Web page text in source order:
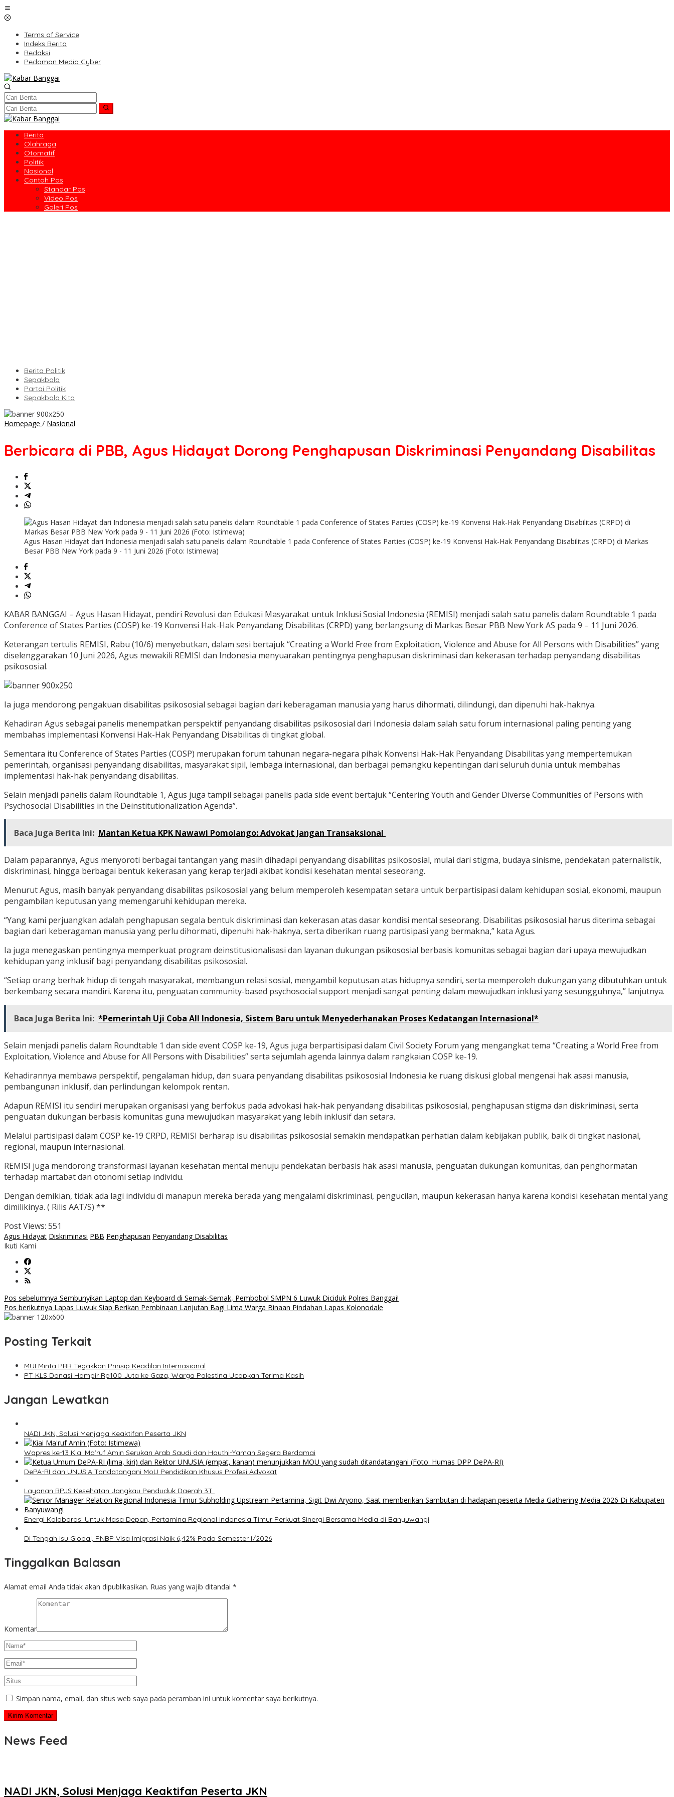
Lewati
ke
Terms of Service
Indeks Berita
Redaksi
Pedoman Media Cyber
Berita
Olahraga
Otomatif
Politik
Nasional
Contoh Pos
Standar Pos
Video Pos
Galeri Pos
Berita Politik
Sepakbola
Partai Politik
Sepakbola Kita
Homepage / Nasional
Agus
Berbicara di PBB, Agus Hidayat Dorong Penghapusan Diskriminasi Penyandang Disabilitas
Agus Hasan Hidayat dari Indonesia menjadi salah satu panelis dalam Roundtable 1 pada Conference of States Parties (COSP) ke-19 Konvensi Hak-Hak Penyandang Disabilitas (CRPD) di Markas
Besar PBB New York pada 9 - 11 Juni 2026 (Foto: Istimewa)
KABAR BANGGAI – Agus Hasan Hidayat, pendiri Revolusi dan Edukasi Masyarakat untuk Inklusi Sosial Indonesia (REMISI) menjadi salah satu panelis dalam Roundtable 1 pada
Conference of States Parties (COSP) ke-19 Konvensi Hak-Hak Penyandang Disabilitas (CRPD) yang berlangsung di Markas Besar PBB New York AS pada 9 – 11 Juni 2026.
Keterangan tertulis REMISI, Rabu (10/6) menyebutkan, dalam sesi bertajuk “Creating a World Free from Exploitation, Violence and Abuse for All Persons with Disabilities” yang
diselenggarakan 10 Juni 2026, Agus mewakili REMISI dan Indonesia menyuarakan pentingnya penghapusan diskriminasi dan kekerasan terhadap penyandang disabilitas
psikososial.
Ia juga mendorong pengakuan disabilitas psikososial sebagai bagian dari keberagaman manusia yang harus dihormati, dilindungi, dan dipenuhi hak-haknya.
Kehadiran Agus sebagai panelis menempatkan perspektif penyandang disabilitas psikososial dari Indonesia dalam salah satu forum internasional paling penting yang
membahas implementasi Konvensi Hak-Hak Penyandang Disabilitas di tingkat global.
Sementara itu Conference of States Parties (COSP) merupakan forum tahunan negara-negara pihak Konvensi Hak-Hak Penyandang Disabilitas yang mempertemukan
pemerintah, organisasi penyandang disabilitas, masyarakat sipil, lembaga internasional, dan berbagai pemangku kepentingan dari seluruh dunia untuk membahas
implementasi hak-hak penyandang disabilitas.
Selain menjadi panelis dalam Roundtable 1, Agus juga tampil sebagai panelis pada side event bertajuk “Centering Youth and Gender Diverse Communities of Persons with
Psychosocial Disabilities in the Deinstitutionalization Agenda”.
Baca Juga Berita Ini: Mantan Ketua KPK Nawawi Pomolango: Advokat Jangan Transaksional
Dalam paparannya, Agus menyoroti berbagai tantangan yang masih dihadapi penyandang disabilitas psikososial, mulai dari stigma, budaya sinisme, pendekatan paternalistik,
diskriminasi, hingga berbagai bentuk kekerasan yang kerap terjadi akibat kondisi kesehatan mental seseorang.
Menurut Agus, masih banyak penyandang disabilitas psikososial yang belum memperoleh kesempatan setara untuk berpartisipasi dalam kehidupan sosial, ekonomi, maupun
pengambilan keputusan yang memengaruhi kehidupan mereka.
“Yang kami perjuangkan adalah penghapusan segala bentuk diskriminasi dan kekerasan atas dasar kondisi mental seseorang. Disabilitas psikososial harus diterima sebagai
bagian dari keberagaman manusia yang perlu dihormati, dipenuhi hak-haknya, serta diberikan ruang partisipasi yang bermakna,” kata Agus.
Ia juga menegaskan pentingnya memperkuat program deinstitusionalisasi dan layanan dukungan psikososial berbasis komunitas sebagai bagian dari upaya mewujudkan
kehidupan yang inklusif bagi penyandang disabilitas psikososial.
“Setiap orang berhak hidup di tengah masyarakat, membangun relasi sosial, mengambil keputusan atas hidupnya sendiri, serta memperoleh dukungan yang dibutuhkan untuk
berkembang secara mandiri. Karena itu, penguatan community-based psychosocial support menjadi sangat penting dalam mewujudkan inklusi yang sesungguhnya,” lanjutnya.
Baca Juga Berita Ini: *Pemerintah Uji Coba All Indonesia, Sistem Baru untuk Menyederhanakan Proses Kedatangan Internasional*
Selain menjadi panelis dalam Roundtable 1 dan side event COSP ke-19, Agus juga berpartisipasi dalam Civil Society Forum yang mengangkat tema “Creating a World Free from
Exploitation, Violence and Abuse for All Persons with Disabilities” serta sejumlah agenda lainnya dalam rangkaian COSP ke-19.
Kehadirannya membawa perspektif, pengalaman hidup, dan suara penyandang disabilitas psikososial Indonesia ke ruang diskusi global mengenai hak asasi manusia,
pembangunan inklusif, dan perlindungan kelompok rentan.
Adapun REMISI itu sendiri merupakan organisasi yang berfokus pada advokasi hak-hak penyandang disabilitas psikososial, penghapusan stigma dan diskriminasi, serta
penguatan dukungan berbasis komunitas guna mewujudkan masyarakat yang lebih inklusif dan setara.
Melalui partisipasi dalam COSP ke-19 CRPD, REMISI berharap isu disabilitas psikososial semakin mendapatkan perhatian dalam kebijakan publik, baik di tingkat nasional,
regional, maupun internasional.
REMISI juga mendorong transformasi layanan kesehatan mental menuju pendekatan berbasis hak asasi manusia, penguatan dukungan komunitas, dan penghormatan
terhadap martabat dan otonomi setiap individu.
Dengan demikian, tidak ada lagi individu di manapun mereka berada yang mengalami diskriminasi, pengucilan, maupun kekerasan hanya karena kondisi kesehatan mental yang
dimilikinya. ( Rilis AAT/S) **
Post Views: 551
Agus Hidayat Diskriminasi PBB Penghapusan Penyandang Disabilitas
Ikuti Kami
Navigasi
pos
Pos sebelumnya Sembunyikan Laptop dan Keyboard di Semak-Semak, Pembobol SMPN 6 Luwuk Diciduk Polres Banggai!
Pos berikutnya Lapas Luwuk Siap Berikan Pembinaan Lanjutan Bagi Lima Warga Binaan Pindahan Lapas Kolonodale
Posting Terkait
MUI Minta PBB Tegakkan Prinsip Keadilan Internasional
PT KLS Donasi Hampir Rp100 Juta ke Gaza, Warga Palestina Ucapkan Terima Kasih
Jangan Lewatkan
NADI JKN, Solusi Menjaga Keaktifan Peserta JKN
Wapres ke-13 Kiai Ma’ruf Amin Serukan Arab Saudi dan Houthi-Yaman Segera Berdamai
DePA-RI dan UNUSIA Tandatangani MoU Pendidikan Khusus Profesi Advokat
Layanan BPJS Kesehatan Jangkau Penduduk Daerah 3T
Energi Kolaborasi Untuk Masa Depan, Pertamina Regional Indonesia Timur Perkuat Sinergi Bersama Media di Banyuwangi
Di Tengah Isu Global, PNBP Visa Imigrasi Naik 6,42% Pada Semester I/2026
Tinggalkan Balasan
Alamat email Anda tidak akan dipublikasikan. Ruas yang wajib ditandai *
Komentar
Simpan nama, email, dan situs web saya pada peramban ini untuk komentar saya berikutnya.
News Feed
NADI JKN, Solusi Menjaga Keaktifan Peserta JKN